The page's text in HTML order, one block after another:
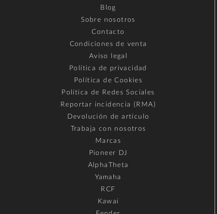
Blog
Sobre nosotros
Contacto
Condiciones de venta
Aviso legal
Política de privacidad
Política de Cookies
Política de Redes Sociales
Reportar incidencia (RMA)
Devolución de artículo
Trabaja con nosotros
Marcas
Pioneer DJ
AlphaTheta
Yamaha
RCF
Kawai